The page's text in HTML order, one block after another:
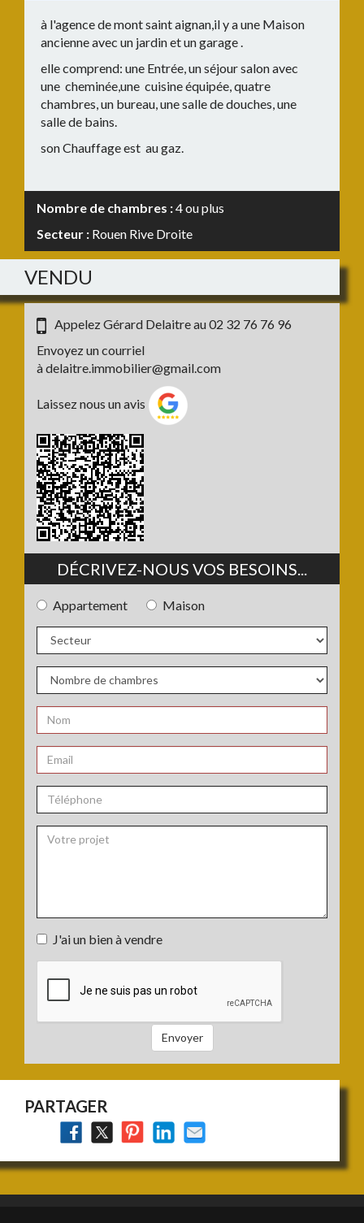
à l'agence de mont saint aignan,il y a une Maison
ancienne avec un jardin et un garage .
elle comprend: une Entrée, un séjour salon avec
une cheminée,une cuisine équipée, quatre
chambres, un bureau, une salle de douches, une
salle de bains.
son Chauffage est au gaz.
Nombre de chambres :4 ou plus
Secteur : Rouen Rive Droite
VENDU
Appelez Gérard Delaitre au02 32 76 76 96
Envoyez un courriel
àdelaitre.immobilier@gmail.com
Laissez nous un avis
DÉCRIVEZ-NOUS VOS BESOINS...
Appartement
Maison
de
bien
de
chambres
*
*
projet
:
J'ai un bien à vendre
Envoyer
PARTAGER